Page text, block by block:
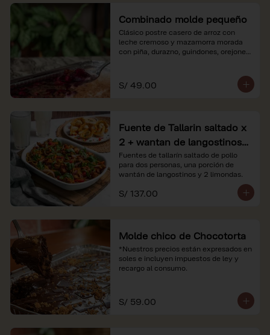
Combinado molde pequeño
Clásico postre casero de arroz con
leche cremoso y mazamorra morada
con piña, durazno, guindones, orejones
*Nuestros precios están expresados en
soles e incluyen impuestos de ley y
S/ 49.00
Fuente de Tallarin saltado x
2 + wantan de langostinos +
2 limonadas
Fuentes de tallarín saltado de pollo
para dos personas, una porción de
wantán de langostinos y 2 limondas.
S/ 137.00
Molde chico de Chocotorta
*Nuestros precios están expresados en
soles e incluyen impuestos de ley y
recargo al consumo.
S/ 59.00